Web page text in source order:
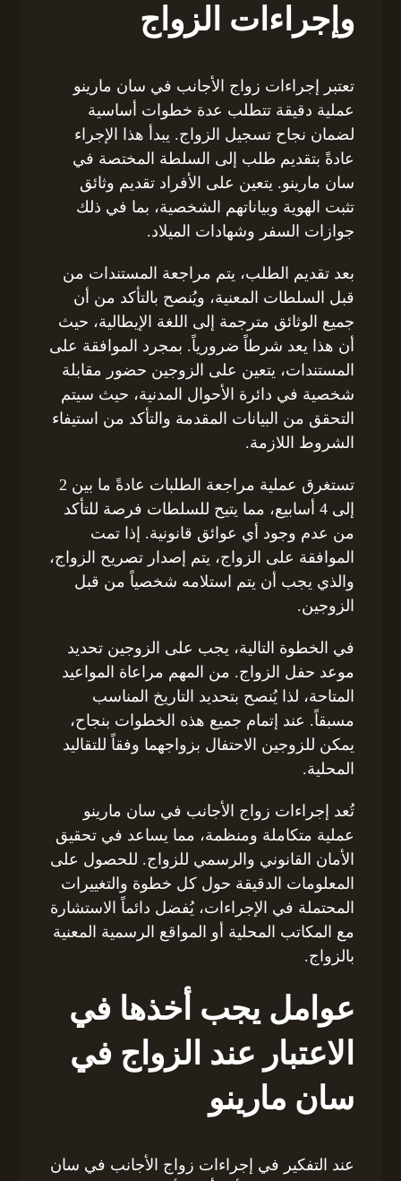
وإجراءات الزواج
تعتبر إجراءات زواج الأجانب في سان مارينو
عملية دقيقة تتطلب عدة خطوات أساسية
لضمان نجاح تسجيل الزواج. يبدأ هذا الإجراء
عادةً بتقديم طلب إلى السلطة المختصة في
سان مارينو. يتعين على الأفراد تقديم وثائق
تثبت الهوية وبياناتهم الشخصية، بما في ذلك
جوازات السفر وشهادات الميلاد.
بعد تقديم الطلب، يتم مراجعة المستندات من
قبل السلطات المعنية، ويُنصح بالتأكد من أن
جميع الوثائق مترجمة إلى اللغة الإيطالية، حيث
أن هذا يعد شرطاً ضرورياً. بمجرد الموافقة على
المستندات، يتعين على الزوجين حضور مقابلة
شخصية في دائرة الأحوال المدنية، حيث سيتم
التحقق من البيانات المقدمة والتأكد من استيفاء
الشروط اللازمة.
تستغرق عملية مراجعة الطلبات عادةً ما بين 2
إلى 4 أسابيع، مما يتيح للسلطات فرصة للتأكد
من عدم وجود أي عوائق قانونية. إذا تمت
الموافقة على الزواج، يتم إصدار تصريح الزواج،
والذي يجب أن يتم استلامه شخصياً من قبل
الزوجين.
في الخطوة التالية، يجب على الزوجين تحديد
موعد حفل الزواج. من المهم مراعاة المواعيد
المتاحة، لذا يُنصح بتحديد التاريخ المناسب
مسبقاً. عند إتمام جميع هذه الخطوات بنجاح،
يمكن للزوجين الاحتفال بزواجهما وفقاً للتقاليد
المحلية.
تُعد إجراءات زواج الأجانب في سان مارينو
عملية متكاملة ومنظمة، مما يساعد في تحقيق
الأمان القانوني والرسمي للزواج. للحصول على
المعلومات الدقيقة حول كل خطوة والتغييرات
المحتملة في الإجراءات، يُفضل دائماً الاستشارة
مع المكاتب المحلية أو المواقع الرسمية المعنية
بالزواج.
عوامل يجب أخذها في
الاعتبار عند الزواج في
سان مارينو
عند التفكير في إجراءات زواج الأجانب في سان